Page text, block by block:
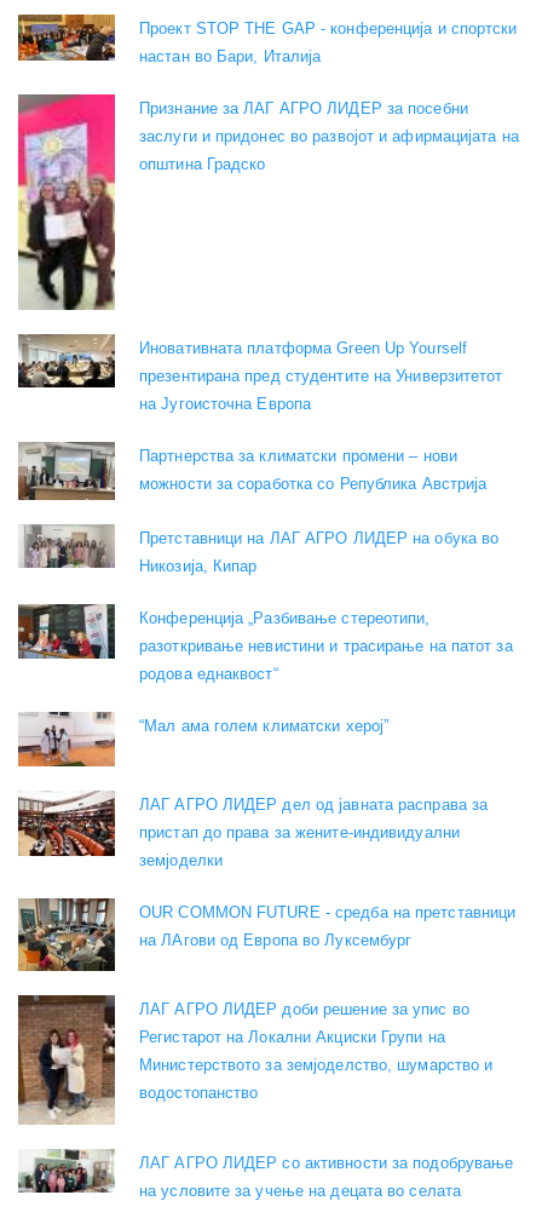
Проект STOP THE GAP - конференција и спортски
настан во Бари, Италија
Признание за ЛАГ АГРО ЛИДЕР за посебни
заслуги и придонес во развојот и афирмацијата на
општина Градско
Иновативната платформа Green Up Yourself
презентирана пред студентите на Универзитетот
на Југоисточна Европа
Партнерства за климатски промени – нови
можности за соработка со Република Австрија
Претставници на ЛАГ АГРО ЛИДЕР на обука во
Никозија, Кипар
Конференција „Разбивање стереотипи,
разоткривање невистини и трасирање на патот за
родова еднаквост“
“Мал ама голем климатски херој”
ЛАГ АГРО ЛИДЕР дел од јавната расправа за
пристап до права за жените-индивидуални
земјоделки
OUR COMMON FUTURE - средба на претставници
на ЛАгови од Европа во Луксембург
ЛАГ АГРО ЛИДЕР доби решение за упис во
Регистарот на Локални Акциски Групи на
Министерството за земјоделство, шумарство и
водостопанство
ЛАГ АГРО ЛИДЕР со активности за подобрување
на условите за учење на децата во селата